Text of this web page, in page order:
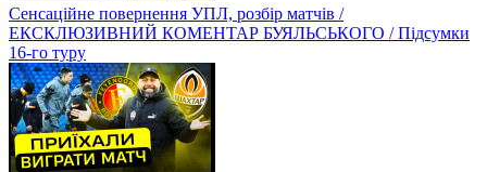
Сенсаційне повернення УПЛ, розбір матчів /
ЕКСКЛЮЗИВНИЙ КОМЕНТАР БУЯЛЬСЬКОГО / Підсумки
16-го туру